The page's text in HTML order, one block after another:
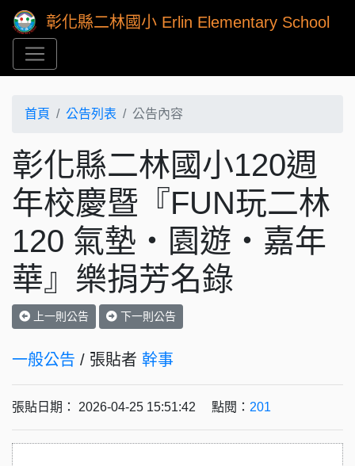
彰化縣二林國小 Erlin Elementary School
首頁 公告列表 公告內容
彰化縣二林國小120週
年校慶暨『FUN玩二林
120 氣墊・園遊・嘉年
華』樂捐芳名錄
上一則公告 下一則公告
一般公告 / 張貼者 幹事
張貼日期： 2026-04-25 15:51:42 點閱： 201